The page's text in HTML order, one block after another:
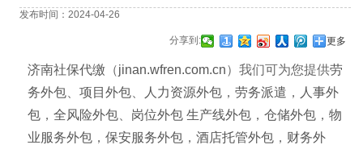
发布时间：2024-04-26
分享到: 更多
济南社保代缴 （jinan.wfren.com.cn）我们可为您提供劳
务外包
项目外包 人力资源外包 ， 劳务派遣 ，
人事外
包 ， 全风险外包 岗位外包 生产线外包 ， 仓储外包 ， 物
业服务外包 ， 保安服务外包 ， 酒店托管外包 ， 财务外